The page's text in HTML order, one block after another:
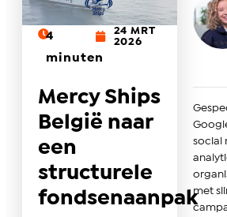
social
met
4
minuten
24 MRT
2026
Mercy Ships
België naar
een
structurele
fondsenaanpak